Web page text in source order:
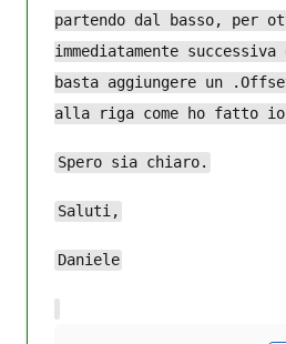
partendo dal basso, per
immediatamente
basta aggiungere un
alla riga come ho fatto
Spero sia chiaro.
Saluti,
Daniele